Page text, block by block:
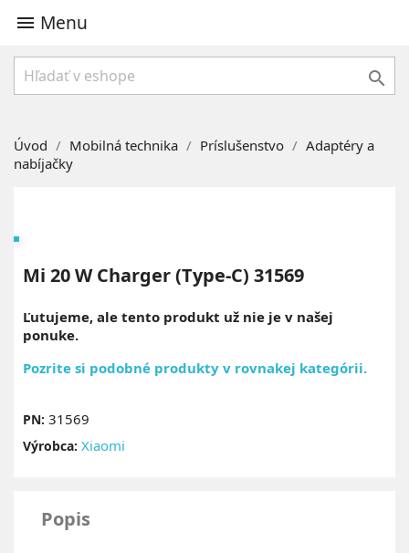
 Menu

Úvod Mobilná technika Príslušenstvo
Adaptéry a
nabíjačky
Mi 20 W Charger (Type-C) 31569
Ľutujeme, ale tento produkt už nie je v našej
ponuke.
Pozrite si podobné produkty v rovnakej kategórii.
PN: 31569
Výrobca: Xiaomi
Popis